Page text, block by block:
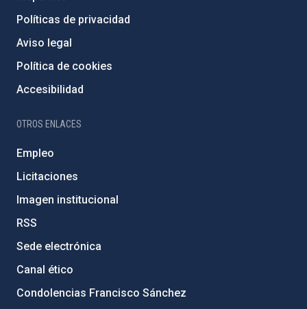
Políticas de privacidad
Aviso legal
Política de cookies
Accesibilidad
OTROS ENLACES
Empleo
Licitaciones
Imagen institucional
RSS
Sede electrónica
Canal ético
Condolencias Francisco Sánchez